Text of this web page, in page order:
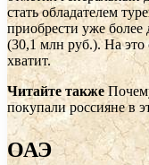
стать обладателем
приобрести уже
(30,1 млн руб.). На
хватит.
Читайте также
покупали россияне в
ОАЭ